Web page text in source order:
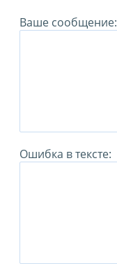
Ваше сообщение:
Ошибка в тексте: